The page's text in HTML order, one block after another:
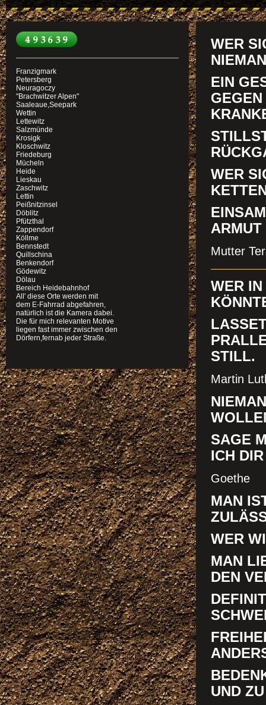
WER
EIN
WER
ARMUT
Mutter
WER
Martin
SAGE
ICH
Goethe
MAN
WER
MAN
DEN
UND
Franzigmark
Petersberg
Neuragoczy
"Brachwitzer Alpen"
Saaleaue,Seepark
Wettin
Lettewitz
Salzmünde
Krosigk
Kloschwitz
Friedeburg
Mücheln
Heide
Lieskau
Zaschwitz
Lettin
Peißnitzinsel
Döblitz
Pfützthal
Zappendorf
Köllme
Bennstedt
Quillschina
Benkendorf
Gödewitz
Dölau
Bereich Heidebahnhof
All' diese Orte werden mit
dem E-Fahrrad abgefahren,
natürlich ist die Kamera dabei.
Die für mich relevanten Motive
liegen fast immer zwischen den
Dörfern,fernab jeder Straße.